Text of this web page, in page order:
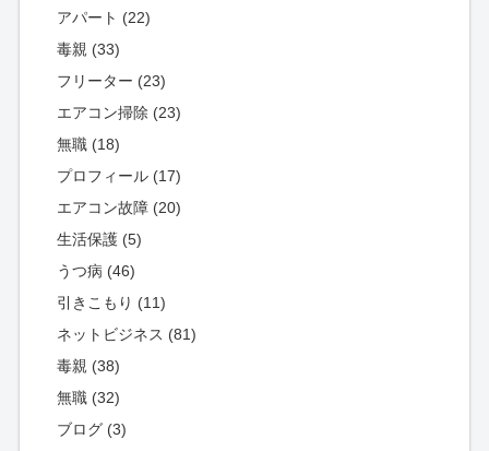
アパート (22)
毒親 (33)
フリーター (23)
エアコン掃除 (23)
無職 (18)
プロフィール (17)
エアコン故障 (20)
生活保護 (5)
うつ病 (46)
引きこもり (11)
ネットビジネス (81)
毒親 (38)
無職 (32)
ブログ (3)